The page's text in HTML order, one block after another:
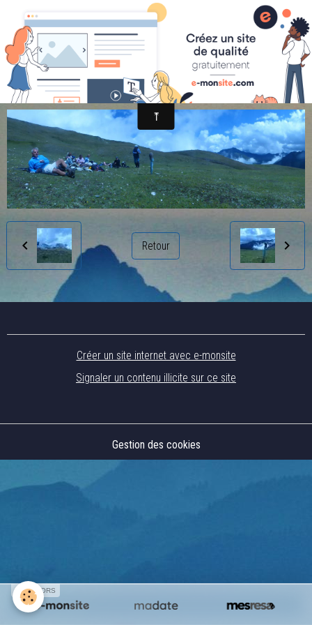
randonnée et découverte nature
montée au col ferrer
Retour
Créer un site internet avec e-monsite
Signaler un contenu illicite sur ce site
Gestion des cookies
SPONSORS